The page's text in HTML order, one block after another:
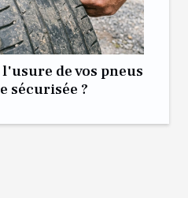
de vos pneus
sécurisée ?